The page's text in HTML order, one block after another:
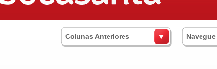
Colunas Anteriores